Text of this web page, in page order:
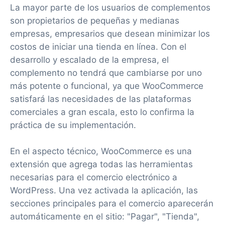
La mayor parte de los usuarios de complementos
son propietarios de pequeñas y medianas
empresas, empresarios que desean minimizar los
costos de iniciar una tienda en línea. Con el
desarrollo y escalado de la empresa, el
complemento no tendrá que cambiarse por uno
más potente o funcional, ya que WooCommerce
satisfará las necesidades de las plataformas
comerciales a gran escala, esto lo confirma la
práctica de su implementación.
En el aspecto técnico, WooCommerce es una
extensión que agrega todas las herramientas
necesarias para el comercio electrónico a
WordPress. Una vez activada la aplicación, las
secciones principales para el comercio aparecerán
automáticamente en el sitio: "Pagar", "Tienda",